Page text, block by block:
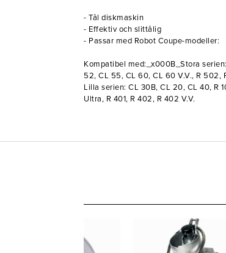
- Tål diskmaskin
- Effektiv och slittålig
- Passar med Robot Coupe-modeller:
Kompatibel med:_x000B_Stora
52, CL 55, CL 60, CL 60 V.V., R 502,
Lilla serien: CL 30B, CL 20, CL 40, R
Ultra, R 401, R 402, R 402 V.V.